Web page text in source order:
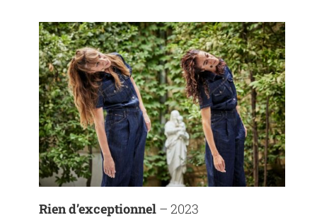
Rien d’exceptionnel– 2023